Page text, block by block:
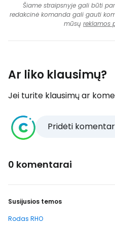
Šiame straipsnyje gali būti
redakcinė komanda gali gauti
mūsų reklamos
Ar liko klausimų?
Jei turite klausimų ar
Pridėti
0 komentarai
Susijusios temos
Rodas RHO